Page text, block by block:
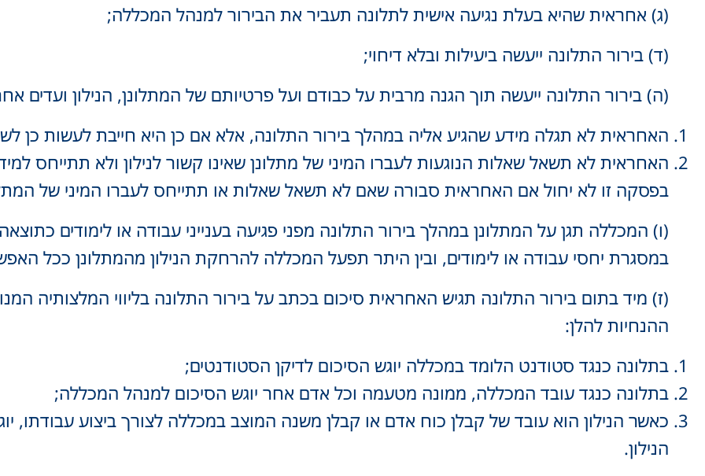
(ג) אחראית שהיא בעלת נגיעה אישית לתלונה תעביר את הבירור למנהל המכללה;
(ד) בירור התלונה ייעשה ביעילות ובלא דיחוי;
(ה) בירור התלונה ייעשה תוך הגנה מרבית על כבודם ועל פרטיותם של המתלונן, הנילון ועדים
האחראית לא תגלה מידע שהגיע אליה במהלך בירור התלונה, אלא אם כן היא חייבת לעשות כן
האחראית לא תשאל שאלות הנוגעות לעברו המיני של מתלונן שאינו קשור לנילון ולא תתייחס
בפסקה זו לא יחול אם האחראית סבורה שאם לא תשאל שאלות או תתייחס לעברו המיני של המתלונן,
(ו) המכללה תגן על המתלונן במהלך בירור התלונה מפני פגיעה בענייני עבודה או לימודים
במסגרת יחסי עבודה או לימודים, ובין היתר תפעל המכללה להרחקת הנילון מהמתלונן ככל
(ז) מיד בתום בירור התלונה תגיש האחראית סיכום בכתב על בירור התלונה בליווי המלצותיה
ההנחיות להלן:
בתלונה כנגד סטודנט הלומד במכללה יוגש הסיכום לדיקן הסטודנטים;
בתלונה כנגד עובד המכללה, ממונה מטעמה וכל אדם אחר יוגש הסיכום למנהל המכללה;
כאשר הנילון הוא עובד של קבלן כוח אדם או קבלן משנה המוצב במכללה לצורך ביצוע עבודתו,
הנילון.